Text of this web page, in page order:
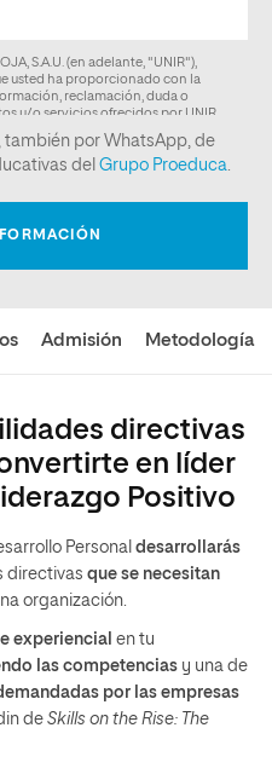
Admisión Metodología
directivas
en líder
Positivo
Personal desarrollarás
directivas que se necesitan
organización.
experiencial en tu
las competencias y una de
por las empresas
de Skills on the Rise: The